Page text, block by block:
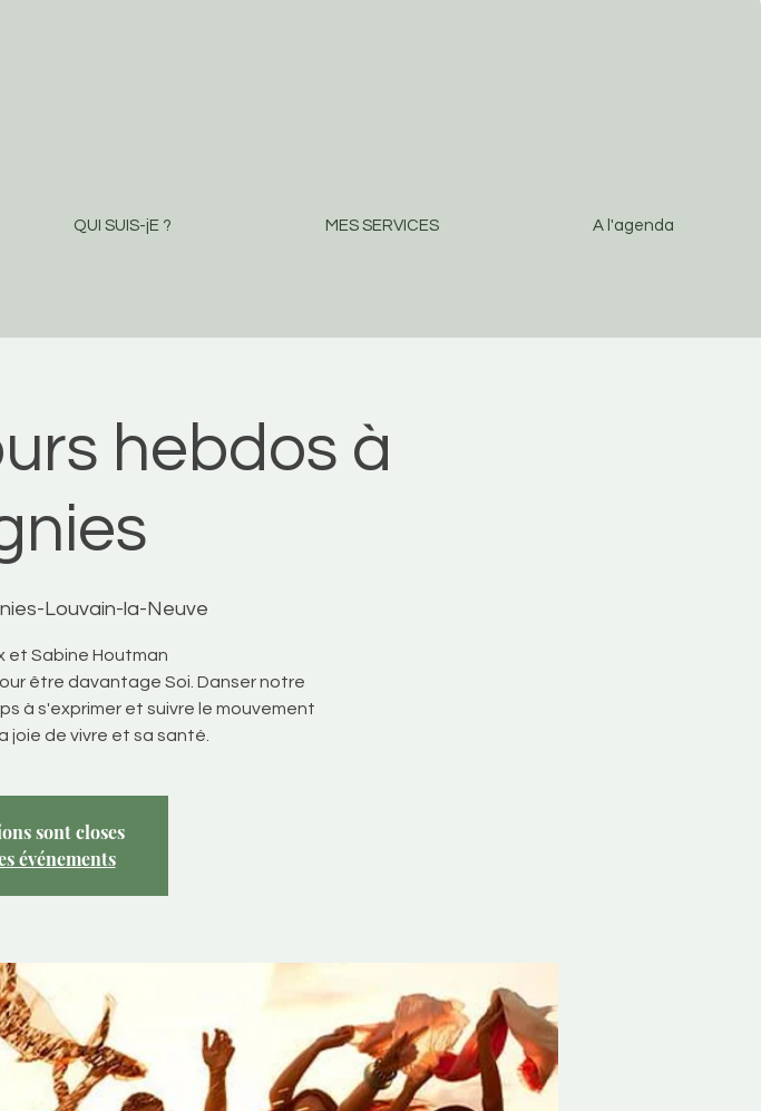
QUI SUIS-jE ? MES SERVICES A l'agenda
hebdos à
Louvain-la-Neuve
et Sabine Houtman
être davantage Soi. Danser notre
à s'exprimer et suivre le mouvement
joie de vivre et sa santé.
sont closes
événements